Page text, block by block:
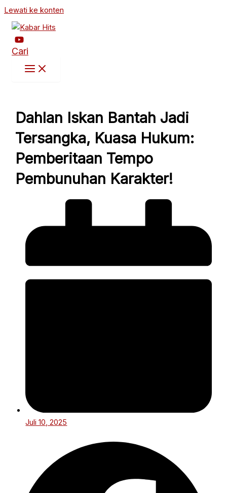
Lewati ke konten
Cari
Dahlan Iskan Bantah Jadi
Tersangka, Kuasa Hukum:
Pemberitaan Tempo
Pembunuhan Karakter!
Juli 10, 2025